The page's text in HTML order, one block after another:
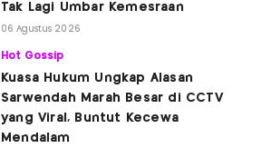
Tak Lagi Umbar Kemesraan
06 Agustus 2026
Hot Gossip
Kuasa Hukum Ungkap Alasan
Sarwendah Marah Besar di CCTV
yang Viral, Buntut Kecewa
Mendalam